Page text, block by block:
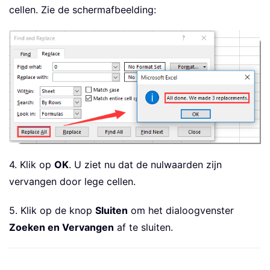
cellen. Zie de schermafbeelding:
4. Klik op OK. U ziet nu dat de nulwaarden zijn
vervangen door lege cellen.
5. Klik op de knop Sluiten om het dialoogvenster
Zoeken en Vervangen af te sluiten.